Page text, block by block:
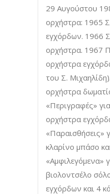
29 Αυγούστου
ορχήστρα: 1965
εγχόρδων. 1966
ορχήστρα. 1967
ορχήστρα
του Σ.
ορχήστρα
«Περιγραφές»
ορχήστρα
«Παραισθήσεις»
κλαρίνο μπάσο
«Αμφιλεγόμενα»
βιολοντσέλο
εγχόρδων και 4